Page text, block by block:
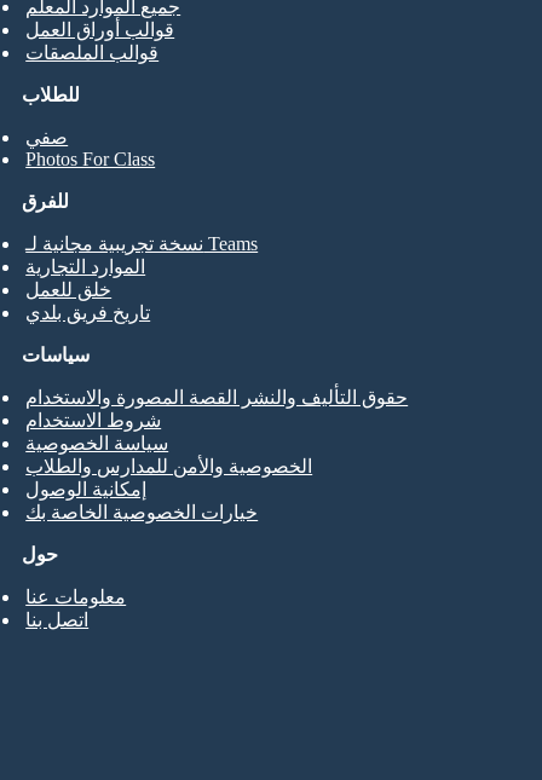
للطلاب
صفي
Photos For Class
جميع الموارد المعلم
قوالب أوراق العمل
قوالب الملصقات
للفرق
نسخة تجريبية مجانية لـ Teams
الموارد التجارية
خلق للعمل
تاريخ فريق بلدي
حول
معلومات عنا
اتصل بنا
سياسات
حقوق التأليف والنشر القصة المصورة والاستخدام
شروط الاستخدام
سياسة الخصوصية
الخصوصية والأمن للمدارس والطلاب
إمكانية الوصول
خيارات الخصوصية الخاصة بك